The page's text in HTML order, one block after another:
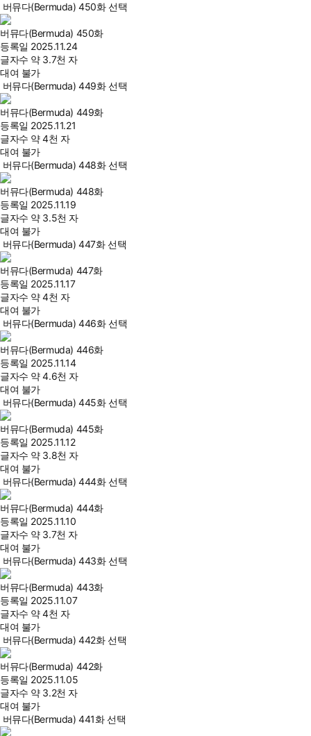
버뮤다(Bermuda) 450화 선택
버뮤다(Bermuda) 450화
등록일 2025.11.24
글자수 약 3.7천 자
대여 불가
버뮤다(Bermuda) 449화 선택
버뮤다(Bermuda) 449화
등록일 2025.11.21
글자수 약 4천 자
대여 불가
버뮤다(Bermuda) 448화 선택
버뮤다(Bermuda) 448화
등록일 2025.11.19
글자수 약 3.5천 자
대여 불가
버뮤다(Bermuda) 447화 선택
버뮤다(Bermuda) 447화
등록일 2025.11.17
글자수 약 4천 자
대여 불가
버뮤다(Bermuda) 446화 선택
버뮤다(Bermuda) 446화
등록일 2025.11.14
글자수 약 4.6천 자
대여 불가
버뮤다(Bermuda) 445화 선택
버뮤다(Bermuda) 445화
등록일 2025.11.12
글자수 약 3.8천 자
대여 불가
버뮤다(Bermuda) 444화 선택
버뮤다(Bermuda) 444화
등록일 2025.11.10
글자수 약 3.7천 자
대여 불가
버뮤다(Bermuda) 443화 선택
버뮤다(Bermuda) 443화
등록일 2025.11.07
글자수 약 4천 자
대여 불가
버뮤다(Bermuda) 442화 선택
버뮤다(Bermuda) 442화
등록일 2025.11.05
글자수 약 3.2천 자
대여 불가
버뮤다(Bermuda) 441화 선택